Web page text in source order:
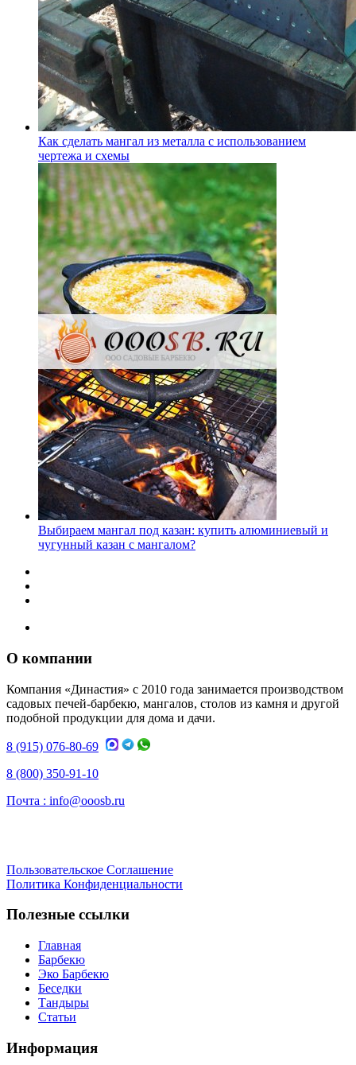
Как сделать мангал из металла с использованием
чертежа и схемы
Выбираем мангал под казан: купить алюминиевый и
чугунный казан с мангалом?
О компании
Компания «Династия» с 2010 года занимается производством
садовых печей-барбекю, мангалов, столов из камня и другой
подобной продукции для дома и дачи.
8 (915) 076-80-69
8 (800) 350-91-10
Почта : info@ooosb.ru
Пользовательское Соглашение
Политика Конфиденциальности
Полезные ссылки
Главная
Барбекю
Эко Барбекю
Беседки
Тандыры
Статьи
Информация